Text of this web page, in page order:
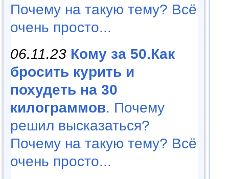
Почему на такую тему? Всё
очень просто...
06.11.23 Кому за 50.Как
бросить курить и
похудеть на 30
килограммов. Почему
решил высказаться?
Почему на такую тему? Всё
очень просто...